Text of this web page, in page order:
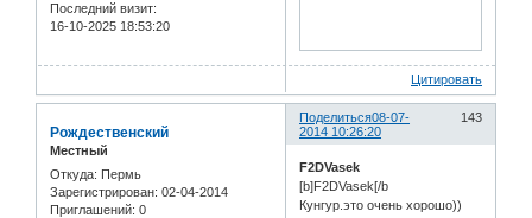
Последний визит:
16-10-2025 18:53:20
Цитировать
Поделиться 143
08-07-
2014 10:26:20
Рождественский
Местный
Откуда: Пермь
Зарегистрирован: 02-04-2014
Приглашений: 0
F2DVasek
[b]F2DVasek[/b
Кунгур.это очень хорошо))